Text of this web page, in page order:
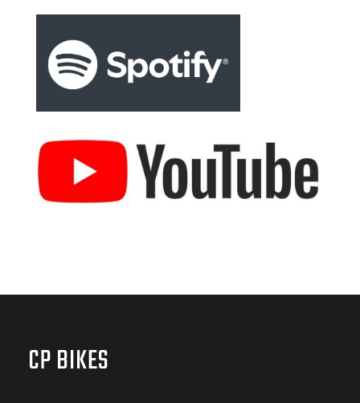
CP BIKES